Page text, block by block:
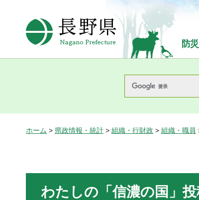
長野県Nagano
防
ホーム > 県政情報・統計 > 組織・行財政 > 組織・職員
わたしの「信濃の国」